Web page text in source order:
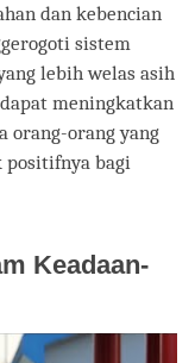
dan kebencian
sistem
lebih welas asih
meningkatkan
orang-orang yang
positifnya bagi
Keadaan-